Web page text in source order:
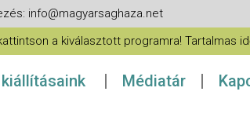
info@magyarsaghaza.net
a kiválasztott programra! Tartalmas
Médiatár